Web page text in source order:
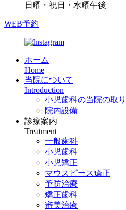
日曜・祝日・水曜午後
WEB予約
ホーム
Home
当院について
Introduction
小児歯科の当院の取
院内設備
診療案内
Treatment
一般歯科
小児歯科
小児矯正
マウスピース矯正
予防治療
矯正歯科
審美治療